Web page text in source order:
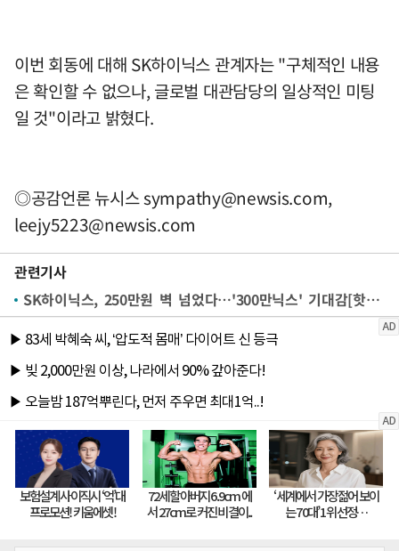
이번 회동에 대해 SK하이닉스 관계자는 "구체적인 내용
은 확인할 수 없으나, 글로벌 대관담당의 일상적인 미팅
일 것"이라고 밝혔다.
◎공감언론 뉴시스sympathy@newsis.com,
leejy5223@newsis.com
관련기사
SK하이닉스, 250만원 벽 넘었다…'300만닉스' 기대감[핫스탁](종합)